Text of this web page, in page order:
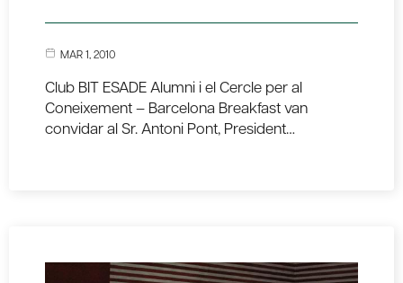
MAR 1, 2010
Club BIT ESADE Alumni i el Cercle per al
Coneixement – Barcelona Breakfast van
convidar al Sr. Antoni Pont, President…